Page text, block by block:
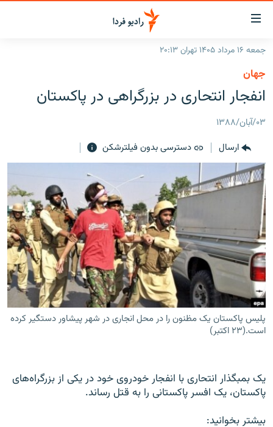
لینک‌های
قابلیت
دسترسی
بازگشت
اصلی
صفحه
جستجو
جهان
رادیو
انتخاب کنید و بشنوید
برنامه‌های رادیویی
پادکست
چندرسانه‌ای
گزارش‌های تصویری
گزارش‌های ویدئویی
زنان فردا
English
به ما بپیوندید
جمعه ۱۶ مرداد ۱۴۰۵ تهران ۲۰:۱۳
جهان
انفجار انتحاری در بزرگراهی در پاکستان
۰۳/آبان/۱۳۸۸
ارسال
دسترسی بدون فیلترشکن
پلیس پاکستان یک مظنون را در محل انجاری در شهر پیشاور دستگیر کرده
است.(۲۳ اکتبر)
یک بمبگذار انتحاری با انفجار خودروی خود در یکی از بزرگراه‌های
پاکستان، یک افسر پاکستانی را به قتل رساند.
بیشتر بخوانید: